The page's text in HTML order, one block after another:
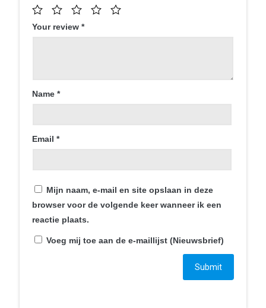
Your review *
Name *
Email *
Mijn naam, e-mail en site opslaan in deze
browser voor de volgende keer wanneer ik een
reactie plaats.
Voeg mij toe aan de e-maillijst (Nieuwsbrief)
Smartphonica